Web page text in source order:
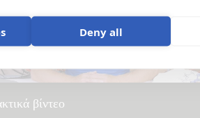
Deny all
βίντεο